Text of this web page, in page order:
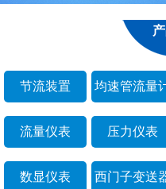
节流装置 均速管流量
流量仪表 压力仪表
数显仪表 西门子变送